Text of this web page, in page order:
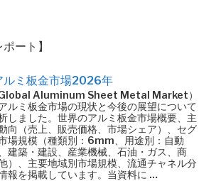
ート】
ルミ板金市場2026年
Aluminum Sheet Metal Market）
ルミ板金市場の現状と今後の展望について
しました。世界のアルミ板金市場概要、主
向（売上、販売価格、市場シェア）、セグ
場規模（種類別：6mm、用途別：自動
建築・建設、産業機械、石油・ガス、商
）、主要地域別市場規模、流通チャネル分
報を掲載しています。当資料に …